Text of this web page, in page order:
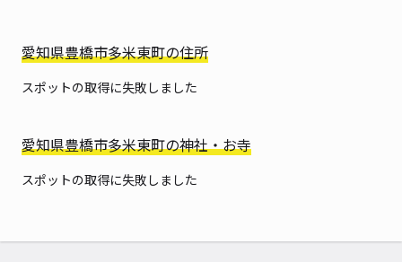
愛知県豊橋市多米東町の住所
スポットの取得に失敗しました
愛知県豊橋市多米東町の神社・お寺
スポットの取得に失敗しました